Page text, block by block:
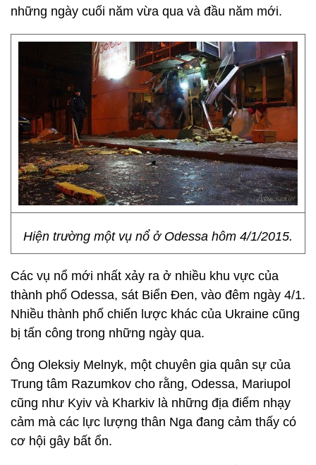
những ngày cuối năm vừa qua và đầu năm mới.
Hiện trường một vụ nổ ở Odessa hôm 4/1/2015.
Các vụ nổ mới nhất xảy ra ở nhiều khu vực của
thành phố Odessa, sát Biển Đen, vào đêm ngày 4/1.
Nhiều thành phố chiến lược khác của Ukraine cũng
bị tấn công trong những ngày qua.
Ông Oleksiy Melnyk, một chuyên gia quân sự của
Trung tâm Razumkov cho rằng, Odessa, Mariupol
cũng như Kyiv và Kharkiv là những địa điểm nhạy
cảm mà các lực lượng thân Nga đang cảm thấy có
cơ hội gây bất ổn.